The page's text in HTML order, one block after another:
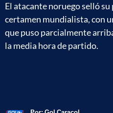
El atacante noruego selló
certamen mundialista, con
que puso parcialmente
la media hora de partido.